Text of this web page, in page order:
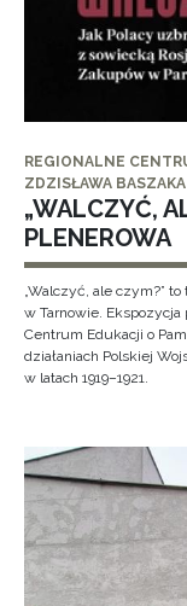
REGIONALNE
ZDZISŁAWA BASZAKA
„WALCZYĆ,
PLENEROWA
„Walczyć, ale czym?”
w Tarnowie.
Centrum Edukacji o
działaniach Polskiej
w latach 1919–1921.